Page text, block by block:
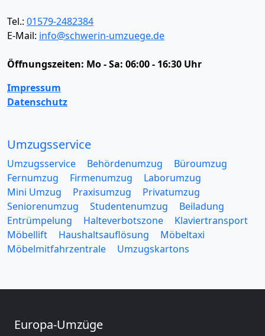
Tel.: 01579-2482384
E-Mail: info@schwerin-umzuege.de
Öffnungszeiten: Mo - Sa: 06:00 - 16:30 Uhr
Impressum
Datenschutz
Umzugsservice
Umzugsservice Behördenumzug
Büroumzug
Fernumzug
Firmenumzug
Laborumzug
Mini Umzug
Praxisumzug
Privatumzug
Seniorenumzug
Studentenumzug
Beiladung
Entrümpelung
Halteverbotszone
Klaviertransport
Möbellift
Haushaltsauflösung
Möbeltaxi
Möbelmitfahrzentrale
Umzugskartons
Europa-Umzüge